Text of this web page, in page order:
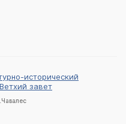
исторический
завет